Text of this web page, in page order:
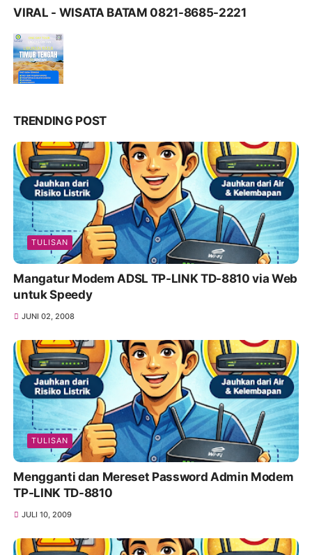
VIRAL - WISATA BATAM 0821-8685-2221
TRENDING POST
TULISAN
Mangatur Modem ADSL TP-LINK TD-8810 via Web
untuk Speedy
JUNI 02, 2008
TULISAN
Mengganti dan Mereset Password Admin Modem
TP-LINK TD-8810
JULI 10, 2009